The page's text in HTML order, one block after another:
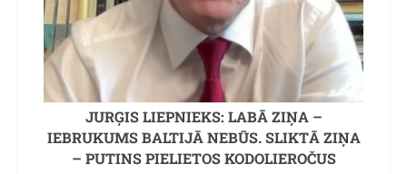
JURĢIS LIEPNIEKS: LABĀ ZIŅA –
IEBRUKUMS BALTIJĀ NEBŪS. SLIKTĀ ZIŅA
– PUTINS PIELIETOS KODOLIEROČUS